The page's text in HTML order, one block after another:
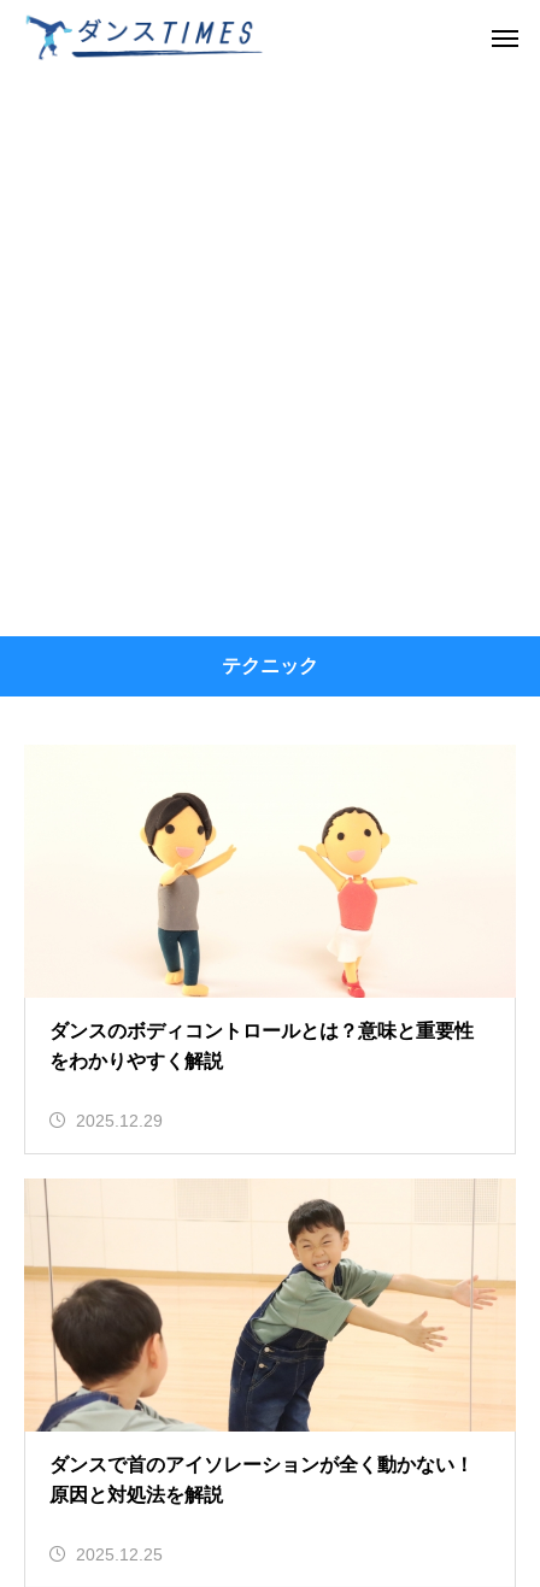
テクニック
ダンスのボディコントロールとは？意味と重要性
をわかりやすく解説
2025.12.29
ダンスで首のアイソレーションが全く動かない！
原因と対処法を解説
2025.12.25